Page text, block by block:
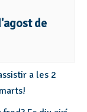
de
a les 2